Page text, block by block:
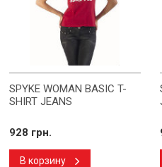
SPYKE WOMAN BASIC T-
SHIRT JEANS
928 грн.
В корзину